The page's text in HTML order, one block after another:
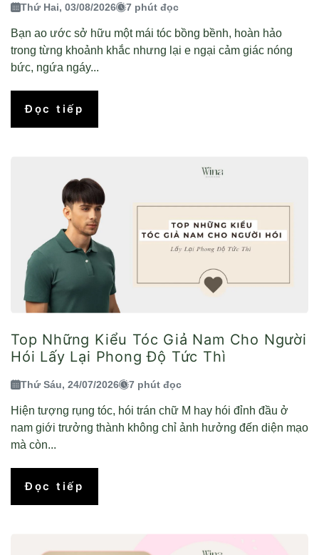
Thứ Hai, 03/08/2026 7 phút đọc
Bạn ao ước sở hữu một mái tóc bồng bềnh, hoàn hảo
trong từng khoảnh khắc nhưng lại e ngại cảm giác nóng
bức, ngứa ngáy...
Đọc tiếp
Top Những Kiểu Tóc Giả Nam Cho Người
Hói Lấy Lại Phong Độ Tức Thì
Thứ Sáu, 24/07/2026 7 phút đọc
Hiện tượng rụng tóc, hói trán chữ M hay hói đỉnh đầu ở
nam giới trưởng thành không chỉ ảnh hưởng đến diện mạo
mà còn...
Đọc tiếp